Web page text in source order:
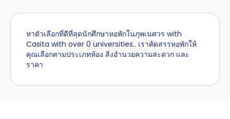
หาตัวเลือกที่ดีที่สุดนักศึกษาหอพักในภุพเนศวร with
Casita with over 0 universities.. เราคัดสรรหอพักให้
คุณเลือกตามประเภทห้อง สิ่งอำนวยความสะดวก และ
ราคา